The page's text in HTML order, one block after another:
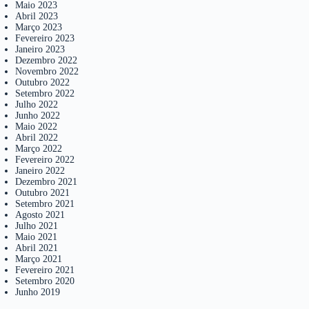
Maio 2023
Abril 2023
Março 2023
Fevereiro 2023
Janeiro 2023
Dezembro 2022
Novembro 2022
Outubro 2022
Setembro 2022
Julho 2022
Junho 2022
Maio 2022
Abril 2022
Março 2022
Fevereiro 2022
Janeiro 2022
Dezembro 2021
Outubro 2021
Setembro 2021
Agosto 2021
Julho 2021
Maio 2021
Abril 2021
Março 2021
Fevereiro 2021
Setembro 2020
Junho 2019